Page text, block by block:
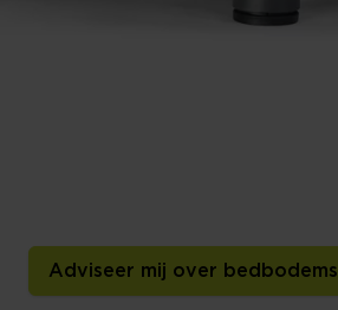
Adviseer mij over bedbodems